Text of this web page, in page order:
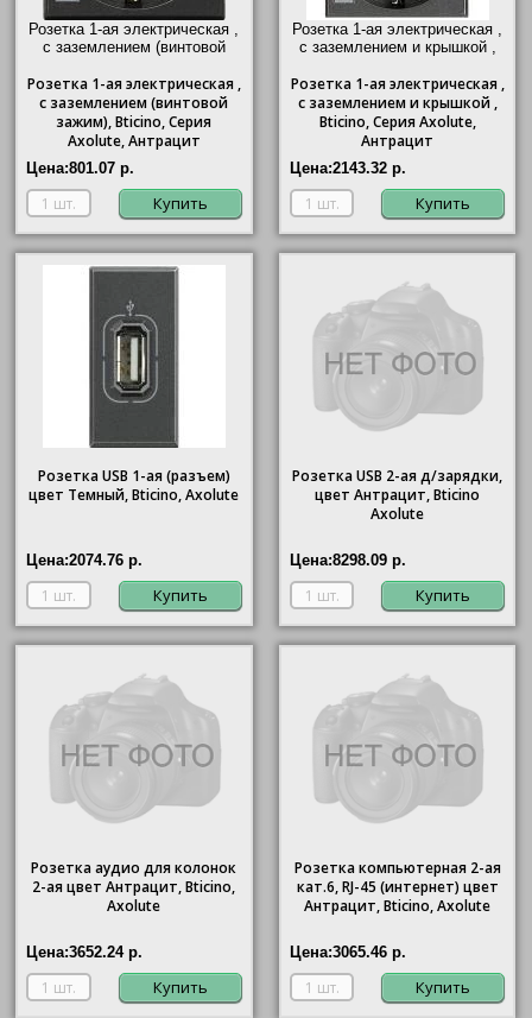
Розетка 1-ая электрическая ,
с заземлением (винтовой
Axolute, Антрацит"/>
Розетка1-ая электрическая ,
с заземлением (винтовой
зажим),Bticino, Серия
Axolute, Антрацит
Цена:801.07 р.
Купить
Розетка 1-ая электрическая ,
с заземлением и крышкой ,
Антрацит"/>
Розетка1-ая электрическая ,
с заземлением и крышкой ,
Bticino, Серия Axolute,
Антрацит
Цена:2143.32 р.
Купить
Розетка USB 1-ая (разъем)
цвет Темный, Bticino, Axolute
Цена:2074.76 р.
Купить
Розетка USB 2-ая д/зарядки,
цвет Антрацит, Bticino
Axolute
Цена:8298.09 р.
Купить
Розетка аудио для колонок
2-ая цвет Антрацит, Bticino,
Axolute
Цена:3652.24 р.
Купить
Розетка компьютерная 2-ая
кат.6, RJ-45 (интернет) цвет
Антрацит, Bticino, Axolute
Цена:3065.46 р.
Купить